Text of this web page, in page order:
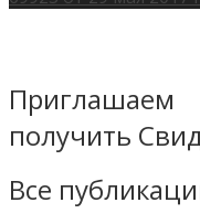
Приглашаем
получить
Все